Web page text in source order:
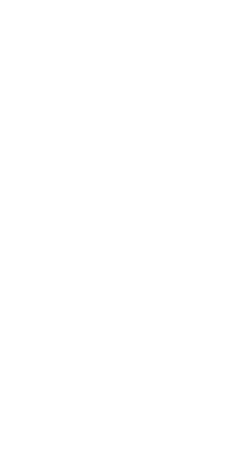
produktsida